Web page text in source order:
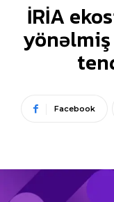
İRİA
Facebook